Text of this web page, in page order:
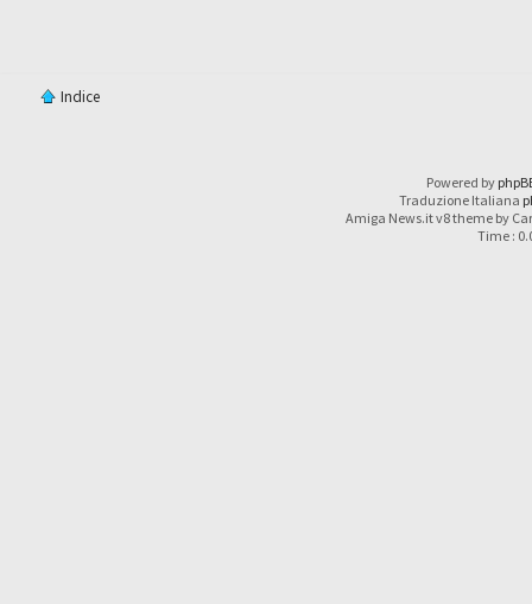
Indice
Powered by
Traduzione Italiana
Amiga News.it v8 theme by
Time :